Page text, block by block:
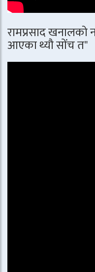
रामप्रसाद
आएका थ्यौ सोंच त"